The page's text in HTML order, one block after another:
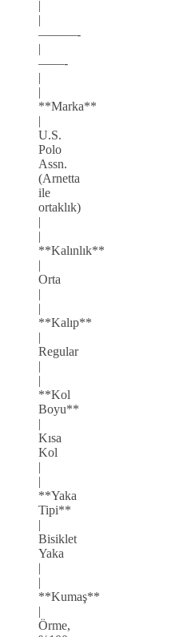
|
|
———-
|
——-
|
|
**Marka**
|
U.S.
Polo
Assn.
(Arnetta
ile
ortaklık)
|
|
**Kalınlık**
|
Orta
|
|
**Kalıp**
|
Regular
|
|
**Kol
Boyu**
|
Kısa
Kol
|
|
**Yaka
Tipi**
|
Bisiklet
Yaka
|
|
**Kumaş**
|
Örme,